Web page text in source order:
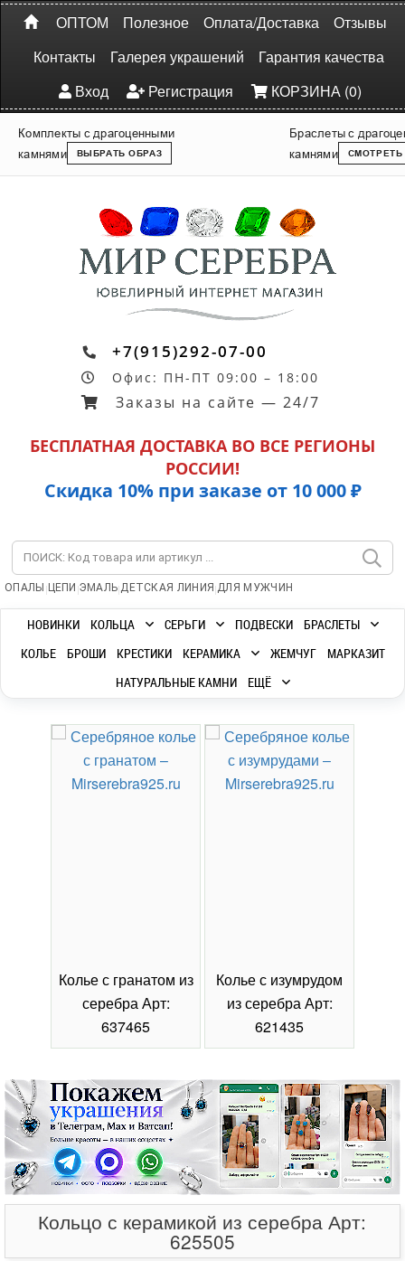
ОПТОМ Полезное Оплата/Доставка
Отзывы
Контакты
Галерея украшений
Гарантия качества
Вход
Регистрация КОРЗИНА (0)
Комплекты с драгоценными
камнями
ВЫБРАТЬ ОБРАЗ
Браслеты с
камнями
СМОТРЕТЬ
+7(915)292-07-00
Офис: ПН-ПТ 09:00 – 18:00
Заказы на сайте — 24/7
БЕСПЛАТНАЯ ДОСТАВКА ВО ВСЕ РЕГИОНЫ
РОССИИ!
Скидка 10% при заказе от 10 000 ₽
ОПАЛЫ | ЦЕПИ |ЭМАЛЬ|ДЕТСКАЯ ЛИНИЯ |ДЛЯ МУЖЧИН
НОВИНКИ КОЛЬЦА СЕРЬГИ ПОДВЕСКИ
БРАСЛЕТЫ
КОЛЬЕ
БРОШИ КРЕСТИКИ КЕРАМИКА ЖЕМЧУГ
МАРКАЗИТ
НАТУРАЛЬНЫЕ КАМНИ
ЕЩЁ
Колье с гранатом из
серебра Арт:
637465
Колье с изумрудом
из серебра Арт:
621435
Кольцо с керамикой из серебра Арт:
625505